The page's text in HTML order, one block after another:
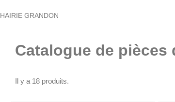
HAIRIE GRANDON
Catalogue de pièces
Il y a 18 produits.